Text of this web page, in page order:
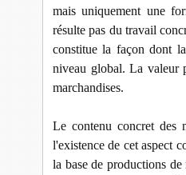
mais uniquement une
résulte pas du travail
constitue la façon dont
niveau global. La valeur
marchandises.
Le contenu concret des
l'existence de cet aspect
la base de productions